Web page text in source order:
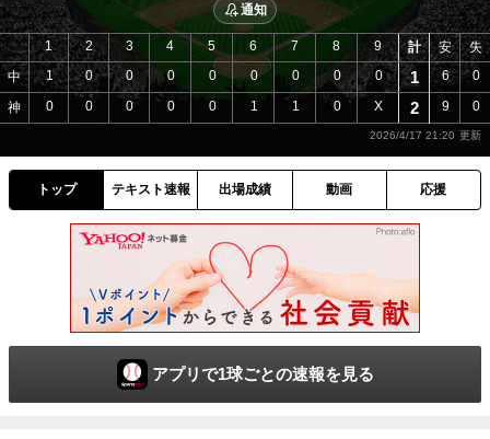
通知
中
神
1 2 3 4 5 6 7 8
9
1
0 0 0 0 0 0 0
0
0
0 0 0 0 1 1 0 X
計 安 失
1 6 0
2 9 0
2026/4/17 21:20
トップ テキスト速報 出場成績 動画 応援
アプリで1球ごとの速報を見る